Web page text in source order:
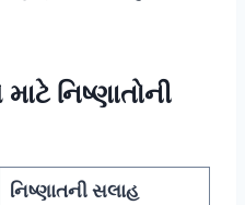
નિષ્ણાતોની
નિષ્ણાતની સલાહ